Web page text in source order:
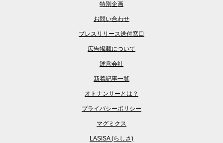
特別企画
お問い合わせ
プレスリリース送付窓口
広告掲載について
運営会社
新着記事一覧
オトナンサーとは？
プライバシーポリシー
マグミクス
LASISA (らしさ)